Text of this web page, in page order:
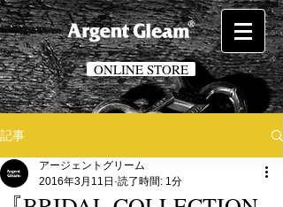
ONLINE STORE
記事
アージェントグリーム
2016年3月11日 読了時間: 1分